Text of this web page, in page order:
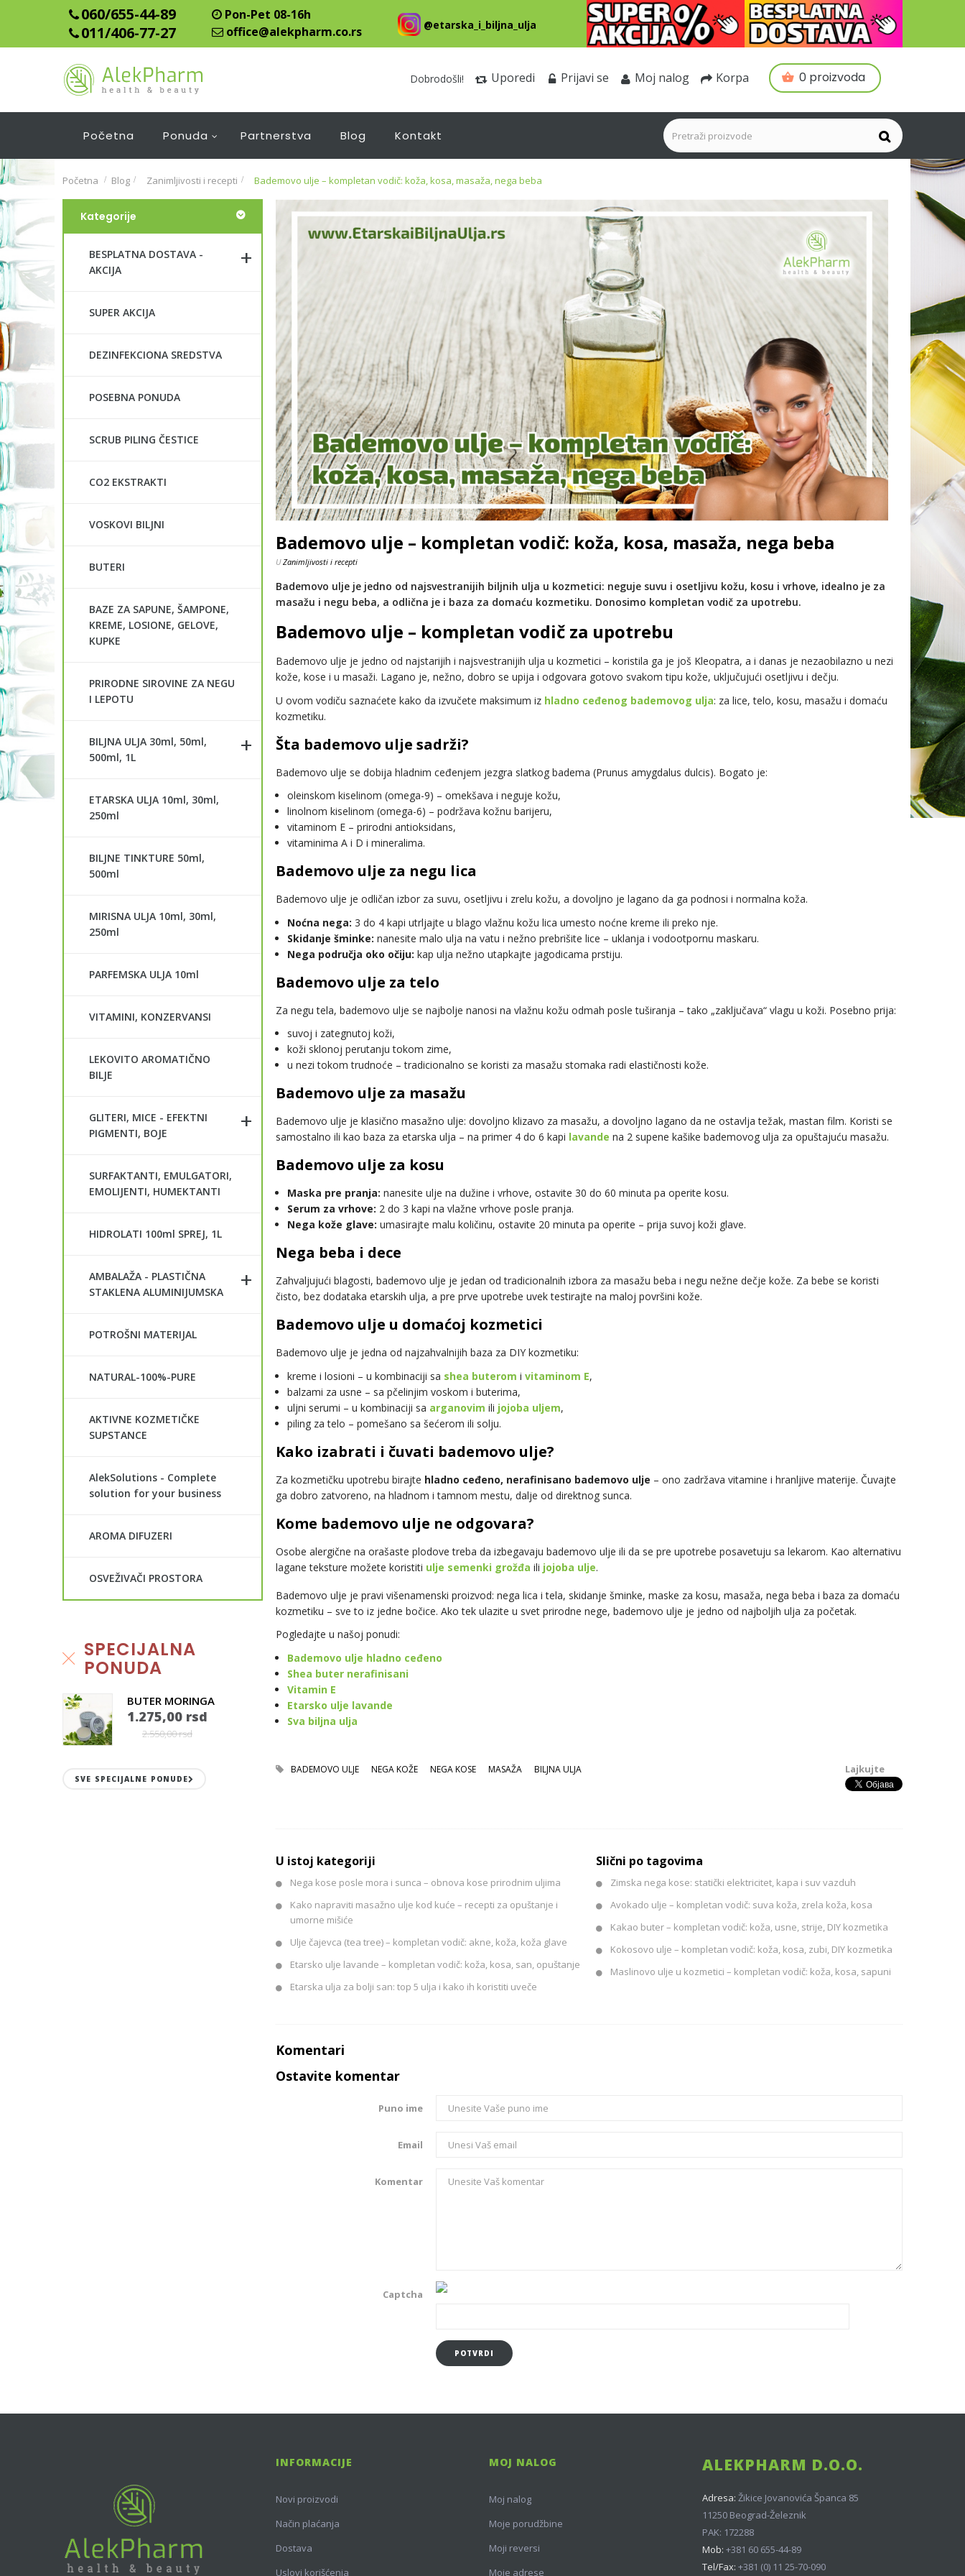
060/655-44-89
011/406-77-27
Pon-Pet 08-16h
office@alekpharm.co.rs
@etarska_i_biljna_ulja
0 proizvoda
Dobrodošli! Uporedi Prijavi se Moj nalog Korpa
Početna Ponuda Partnerstva Blog Kontakt
Početna Blog > Zanimljivosti i recepti > Bademovo ulje – kompletan vodič: koža, kosa, masaža, nega beba
Kategorije
BESPLATNA DOSTAVA -
AKCIJA
SUPER AKCIJA
DEZINFEKCIONA SREDSTVA
POSEBNA PONUDA
SCRUB PILING ČESTICE
CO2 EKSTRAKTI
VOSKOVI BILJNI
BUTERI
BAZE ZA SAPUNE, ŠAMPONE,
KREME, LOSIONE, GELOVE,
KUPKE
PRIRODNE SIROVINE ZA NEGU
I LEPOTU
BILJNA ULJA 30ml, 50ml,
500ml, 1L
ETARSKA ULJA 10ml, 30ml,
250ml
BILJNE TINKTURE 50ml,
500ml
MIRISNA ULJA 10ml, 30ml,
250ml
PARFEMSKA ULJA 10ml
VITAMINI, KONZERVANSI
LEKOVITO AROMATIČNO
BILJE
GLITERI, MICE - EFEKTNI
PIGMENTI, BOJE
SURFAKTANTI, EMULGATORI,
EMOLIJENTI, HUMEKTANTI
HIDROLATI 100ml SPREJ, 1L
AMBALAŽA - PLASTIČNA
STAKLENA ALUMINIJUMSKA
POTROŠNI MATERIJAL
NATURAL-100%-PURE
AKTIVNE KOZMETIČKE
SUPSTANCE
AlekSolutions - Complete
solution for your business
AROMA DIFUZERI
OSVEŽIVAČI PROSTORA
SPECIJALNA
PONUDA
BUTER MORINGA
1.275,00 rsd
2.550,00 rsd
SVE SPECIJALNE PONUDE
Bademovo ulje – kompletan vodič: koža, kosa, masaža, nega beba
U Zanimljivosti i recepti
Bademovo ulje je jedno od najsvestranijih biljnih ulja u kozmetici: neguje suvu i osetljivu kožu, kosu i vrhove, idealno je za
masažu i negu beba, a odlična je i baza za domaću kozmetiku. Donosimo kompletan vodič za upotrebu.
Bademovo ulje – kompletan vodič za upotrebu
Bademovo ulje je jedno od najstarijih i najsvestranijih ulja u kozmetici – koristila ga je još Kleopatra, a i danas je nezaobilazno u nezi
kože, kose i u masaži. Lagano je, nežno, dobro se upija i odgovara gotovo svakom tipu kože, uključujući osetljivu i dečju.
U ovom vodiču saznaćete kako da izvučete maksimum iz hladno ceđenog bademovog ulja: za lice, telo, kosu, masažu i domaću
kozmetiku.
Šta bademovo ulje sadrži?
Bademovo ulje se dobija hladnim ceđenjem jezgra slatkog badema (Prunus amygdalus dulcis). Bogato je:
oleinskom kiselinom (omega-9) – omekšava i neguje kožu,
linolnom kiselinom (omega-6) – podržava kožnu barijeru,
vitaminom E – prirodni antioksidans,
vitaminima A i D i mineralima.
Bademovo ulje za negu lica
Bademovo ulje je odličan izbor za suvu, osetljivu i zrelu kožu, a dovoljno je lagano da ga podnosi i normalna koža.
Noćna nega: 3 do 4 kapi utrljajte u blago vlažnu kožu lica umesto noćne kreme ili preko nje.
Skidanje šminke: nanesite malo ulja na vatu i nežno prebrišite lice – uklanja i vodootpornu maskaru.
Nega područja oko očiju: kap ulja nežno utapkajte jagodicama prstiju.
Bademovo ulje za telo
Za negu tela, bademovo ulje se najbolje nanosi na vlažnu kožu odmah posle tuširanja – tako „zaključava“ vlagu u koži. Posebno prija:
suvoj i zategnutoj koži,
koži sklonoj perutanju tokom zime,
u nezi tokom trudnoće – tradicionalno se koristi za masažu stomaka radi elastičnosti kože.
Bademovo ulje za masažu
Bademovo ulje je klasično masažno ulje: dovoljno klizavo za masažu, a dovoljno lagano da ne ostavlja težak, mastan film. Koristi se
samostalno ili kao baza za etarska ulja – na primer 4 do 6 kapi lavande na 2 supene kašike bademovog ulja za opuštajuću masažu.
Bademovo ulje za kosu
Maska pre pranja: nanesite ulje na dužine i vrhove, ostavite 30 do 60 minuta pa operite kosu.
Serum za vrhove: 2 do 3 kapi na vlažne vrhove posle pranja.
Nega kože glave: umasirajte malu količinu, ostavite 20 minuta pa operite – prija suvoj koži glave.
Nega beba i dece
Zahvaljujući blagosti, bademovo ulje je jedan od tradicionalnih izbora za masažu beba i negu nežne dečje kože. Za bebe se koristi
čisto, bez dodataka etarskih ulja, a pre prve upotrebe uvek testirajte na maloj površini kože.
Bademovo ulje u domaćoj kozmetici
Bademovo ulje je jedna od najzahvalnijih baza za DIY kozmetiku:
kreme i losioni – u kombinaciji sa shea buterom i vitaminom E,
balzami za usne – sa pčelinjim voskom i buterima,
uljni serumi – u kombinaciji sa arganovim ili jojoba uljem,
piling za telo – pomešano sa šećerom ili solju.
Kako izabrati i čuvati bademovo ulje?
Za kozmetičku upotrebu birajte hladno ceđeno, nerafinisano bademovo ulje – ono zadržava vitamine i hranljive materije. Čuvajte
ga dobro zatvoreno, na hladnom i tamnom mestu, dalje od direktnog sunca.
Kome bademovo ulje ne odgovara?
Osobe alergične na orašaste plodove treba da izbegavaju bademovo ulje ili da se pre upotrebe posavetuju sa lekarom. Kao alternativu
lagane teksture možete koristiti ulje semenki grožđa ili jojoba ulje.
Bademovo ulje je pravi višenamenski proizvod: nega lica i tela, skidanje šminke, maske za kosu, masaža, nega beba i baza za domaću
kozmetiku – sve to iz jedne bočice. Ako tek ulazite u svet prirodne nege, bademovo ulje je jedno od najboljih ulja za početak.
Pogledajte u našoj ponudi:
Bademovo ulje hladno ceđeno
Shea buter nerafinisani
Vitamin E
Etarsko ulje lavande
Sva biljna ulja
BADEMOVO ULJE NEGA KOŽE NEGA KOSE MASAŽA BILJNA ULJA Lajkujte
U istoj kategoriji
Nega kose posle mora i sunca – obnova kose prirodnim uljima
Kako napraviti masažno ulje kod kuće – recepti za opuštanje i
umorne mišiće
Ulje čajevca (tea tree) – kompletan vodič: akne, koža, koža glave
Etarsko ulje lavande – kompletan vodič: koža, kosa, san, opuštanje
Etarska ulja za bolji san: top 5 ulja i kako ih koristiti uveče
Slični po tagovima
Zimska nega kose: statički elektricitet, kapa i suv vazduh
Avokado ulje – kompletan vodič: suva koža, zrela koža, kosa
Kakao buter – kompletan vodič: koža, usne, strije, DIY kozmetika
Kokosovo ulje – kompletan vodič: koža, kosa, zubi, DIY kozmetika
Maslinovo ulje u kozmetici – kompletan vodič: koža, kosa, sapuni
Komentari
Ostavite komentar
Puno ime
Email
Komentar
Captcha
POTVRDI
INFORMACIJE
Novi proizvodi
Način plaćanja
Dostava
Uslovi korišćenja
MOJ NALOG
Moj nalog
Moje porudžbine
Moji reversi
Moje adrese
ALEKPHARM D.O.O.
Adresa: Žikice Jovanovića Španca 85
11250 Beograd-Železnik
PAK: 172288
Mob: +381 60 655-44-89
Tel/Fax: +381 (0) 11 25-70-090